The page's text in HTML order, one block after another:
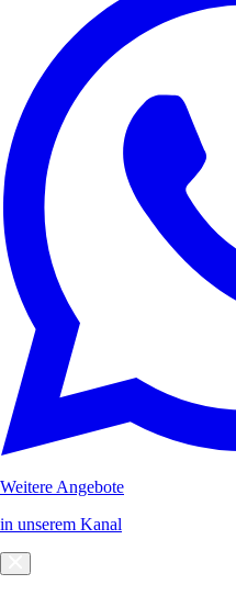
Weitere Angebote
in unserem Kanal